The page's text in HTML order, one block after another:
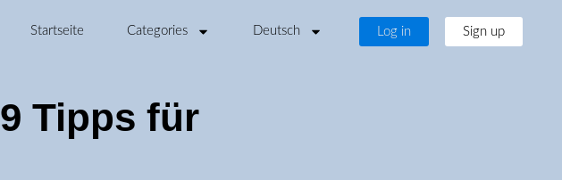
Startseite Categories Deutsch Log in Sign up
Tipps für